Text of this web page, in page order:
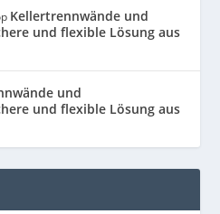
Kellertrennwände und
und flexible Lösung aus
und
und flexible Lösung aus